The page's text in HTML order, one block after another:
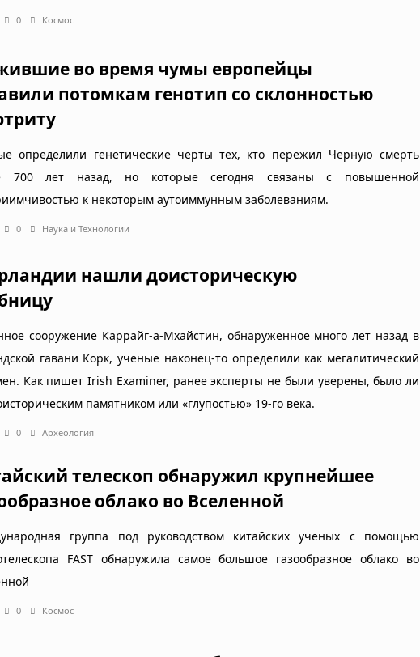
0 Космос
во время чумы европейцы
потомкам генотип со склонностью
определили генетические черты тех, кто пережил Черную смерть
700 лет назад, но которые сегодня связаны с повышенной
к некоторым аутоиммунным заболеваниям.
0 Наука и Технологии
нашли доисторическую
сооружение Каррайг-а-Мхайстин, обнаруженное много лет назад в
гавани Корк, ученые наконец-то определили как мегалитический
Как пишет Irish Examiner, ранее эксперты не были уверены, было ли
памятником или «глупостью» 19-го века.
0 Археология
телескоп обнаружил крупнейшее
облако во Вселенной
группа под руководством китайских ученых с помощью
FAST обнаружила самое большое газообразное облако во
0 Космос